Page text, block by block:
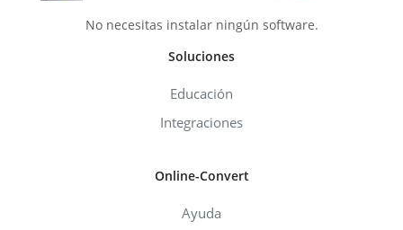
No necesitas instalar ningún software.
Soluciones
Educación
Integraciones
Online-Convert
Ayuda